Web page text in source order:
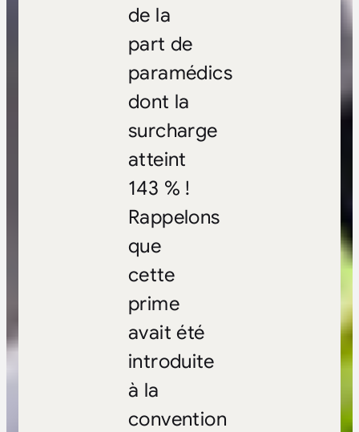
de la
part de
paramédics
dont la
surcharge
atteint
143 % !
Rappelons
que
cette
prime
avait été
introduite
à la
convention